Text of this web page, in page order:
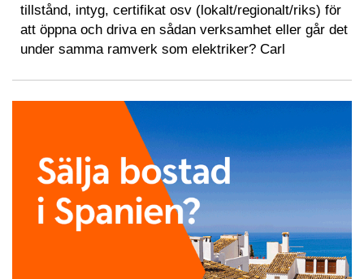
tillstånd, intyg, certifikat osv (lokalt/regionalt/riks) för
att öppna och driva en sådan verksamhet eller går det
under samma ramverk som elektriker? Carl